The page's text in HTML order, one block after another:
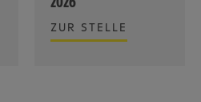
ZUR STELLE